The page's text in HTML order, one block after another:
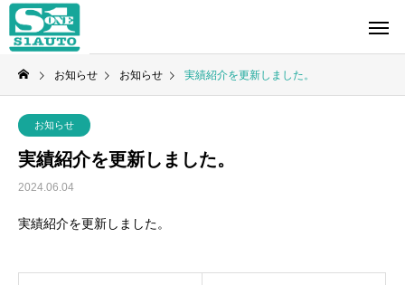
お知らせ お知らせ 実績紹介を更新しました。
お知らせ
実績紹介を更新しました。
2024.06.04
実績紹介を更新しました。